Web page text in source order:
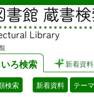
ろ検索 新着資料
検索 新着資料 テー